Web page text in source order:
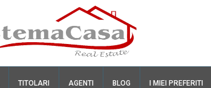
TITOLARI AGENTI BLOG I MIEI PREFERITI